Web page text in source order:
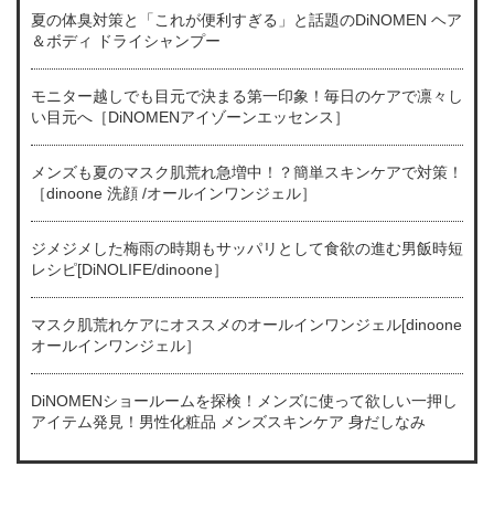
夏の体臭対策と「これが便利すぎる」と話題のDiNOMEN ヘア
＆ボディ ドライシャンプー
モニター越しでも目元で決まる第一印象！毎日のケアで凛々し
い目元へ［DiNOMENアイゾーンエッセンス］
メンズも夏のマスク肌荒れ急増中！？簡単スキンケアで対策！
［dinoone 洗顔 /オールインワンジェル］
ジメジメした梅雨の時期もサッパリとして食欲の進む男飯時短
レシピ[DiNOLIFE/dinoone］
マスク肌荒れケアにオススメのオールインワンジェル[dinoone
オールインワンジェル］
DiNOMENショールームを探検！メンズに使って欲しい一押し
アイテム発見！男性化粧品 メンズスキンケア 身だしなみ